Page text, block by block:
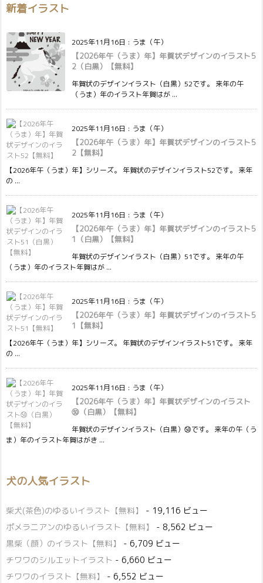
新着イラスト
2025年11月16日 : うま（午）
【2026年午（うま）年】年賀状デザインのイラスト5
2（白黒）【無料】
年賀状のデザインイラスト（白黒）52です。 来年の午
（うま）年のイラスト年賀はが ...
2025年11月16日 : うま（午）
【2026年午（うま）年】年賀状デザインのイラスト5
2【無料】
【2026年午（うま）年】シリーズ。 年賀状のデザインイラスト52です。 来年
の ...
2025年11月16日 : うま（午）
【2026年午（うま）年】年賀状デザインのイラスト5
1（白黒）【無料】
年賀状のデザインイラスト（白黒）51です。 来年の午
（うま）年のイラスト年賀はが ...
2025年11月16日 : うま（午）
【2026年午（うま）年】年賀状デザインのイラスト5
1【無料】
【2026年午（うま）年】シリーズ。 年賀状のデザインイラスト51です。 来年
の ...
2025年11月16日 : うま（午）
【2026年午（うま）年】年賀状デザインのイラスト
㊿（白黒）【無料】
年賀状のデザインイラスト（白黒）㊿です。 来年の午（う
ま）年のイラスト年賀はがき ...
犬の人気イラスト
柴犬(茶色)のゆるいイラスト【無料】
- 19,116 ビュー
ポメラニアンのゆるいイラスト【無料】
- 8,562 ビュー
黒柴（顔）のイラスト【無料】
- 6,709 ビュー
チワワのシルエットイラスト - 6,660 ビュー
チワワのイラスト【無料】
- 6,552 ビュー